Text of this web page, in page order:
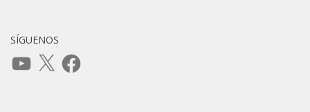
SÍGUENOS
YouTube
X Facebook